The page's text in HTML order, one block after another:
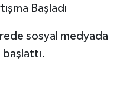
Başladı
sosyal medyada
başlattı.